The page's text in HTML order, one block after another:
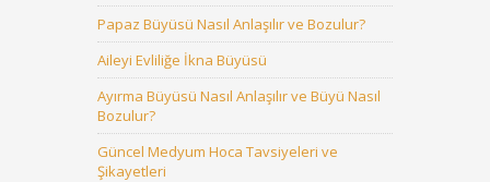
Papaz Büyüsü Nasıl Anlaşılır ve Bozulur?
Aileyi Evliliğe İkna Büyüsü
Ayırma Büyüsü Nasıl Anlaşılır ve Büyü Nasıl
Bozulur?
Güncel Medyum Hoca Tavsiyeleri ve
Şikayetleri